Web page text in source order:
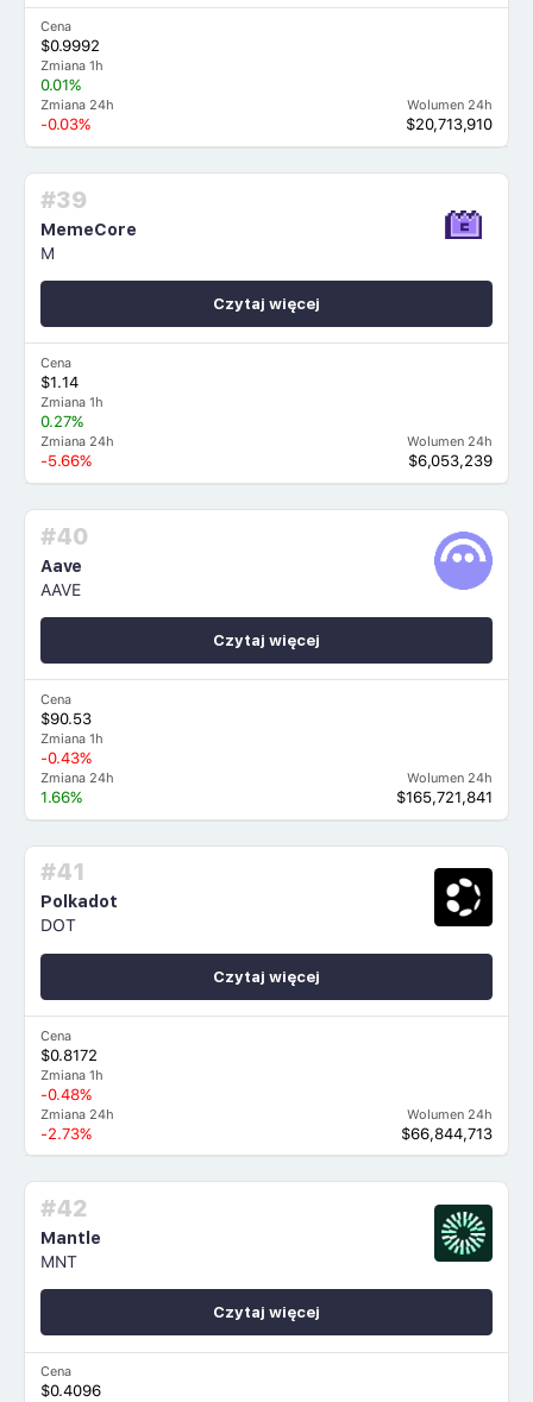
Cena
$0.9992
Zmiana 1h
0.01%
Zmiana 24h
-0.03%
Wolumen 24h
$20,713,910
#39
MemeCore
M
Cena
$1.14
Zmiana 1h
0.27%
Zmiana 24h
-5.66%
Wolumen 24h
$6,053,239
Czytaj więcej
#40
Aave
AAVE
Cena
$90.53
Zmiana 1h
-0.43%
Zmiana 24h
1.66%
Wolumen 24h
$165,721,841
Czytaj więcej
#41
Polkadot
DOT
Cena
$0.8172
Zmiana 1h
-0.48%
Zmiana 24h
-2.73%
Wolumen 24h
$66,844,713
Czytaj więcej
#42
Mantle
MNT
Cena
$0.4096
Czytaj więcej